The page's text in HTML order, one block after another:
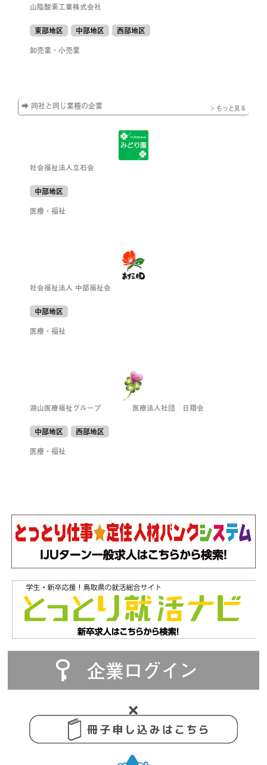
山陰酸素工業株式会社
東部地区 中部地区
西部地区
卸売業・小売業
➡ 同社と同じ業種の企業 > もっと見る
社会福祉法人立石会
中部地区
医療・福祉
社会福祉法人 中部福祉会
中部地区
医療・福祉
湖山医療福祉グループ 医療法人社団 日翔会
中部地区
西部地区
医療・福祉
企業ログイン